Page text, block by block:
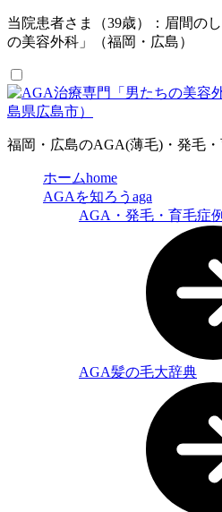
当院患者さま（39歳）：眉間の
の美容外科」（福岡・広島）
福岡・広島のAGA(薄毛)・発毛
ホームhome
AGAを知ろう aga
AGA・発毛・育毛症例
AGA髪の毛大辞典